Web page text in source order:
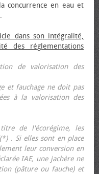
concurrence en eau et
dans son intégralité,
des réglementations
de valorisation des
et fauchage ne doit pas
à la valorisation des
de l'écorégime, les
. Si elles sont en place
leur conversion en
IAE, une jachère ne
(pâture ou fauche) et